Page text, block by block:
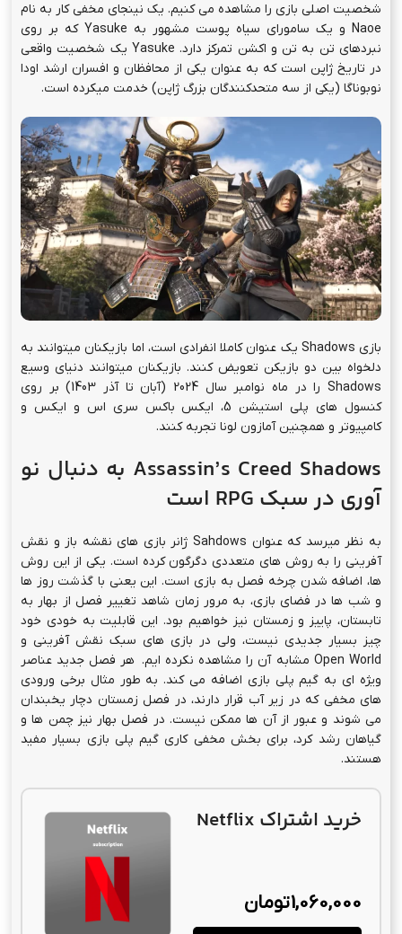
شخصیت اصلی بازی را مشاهده می کنیم. یک نینجای مخفی کار به نام
Naoe و یک سامورای سیاه پوست مشهور به Yasuke که بر روی
نبردهای تن به تن و اکشن تمرکز دارد. Yasuke یک شخصیت واقعی
در تاریخ ژاپن است که به عنوان یکی از محافظان و افسران ارشد اودا
نوبوناگا (یکی از سه متحدکنندگان بزرگ ژاپن) خدمت میکرده است.
بازی Shadows یک عنوان کاملا انفرادی است، اما بازیکنان میتوانند به
دلخواه بین دو بازیکن تعویض کنند. بازیکنان میتوانند دنیای وسیع
Shadows را در ماه نوامبر سال 2024 (آبان تا آذر 1403) بر روی
کنسول های پلی استیشن 5، ایکس باکس سری اس و ایکس و
کامپیوتر و همچنین آمازون لونا تجربه کنند.
Assassin’s Creed Shadows به دنبال نو
آوری در سبک RPG است
به نظر میرسد که عنوان Sahdows ژانر بازی های نقشه باز و نقش
آفرینی را به روش های متعددی دگرگون کرده است. یکی از این روش
ها، اضافه شدن چرخه فصل به بازی است. این یعنی با گذشت روز ها
و شب ها در فضای بازی، به مرور زمان شاهد تغییر فصل از بهار به
تابستان، پاییز و زمستان نیز خواهیم بود. این قابلیت به خودی خود
چیز بسیار جدیدی نیست، ولی در بازی های سبک نقش آفرینی و
Open World مشابه آن را مشاهده نکرده ایم. هر فصل جدید عناصر
ویژه ای به گیم پلی بازی اضافه می کند. به طور مثال برخی ورودی
های مخفی که در زیر آب قرار دارند، در فصل زمستان دچار یخبندان
می شوند و عبور از آن ها ممکن نیست. در فصل بهار نیز چمن ها و
گیاهان رشد کرد، برای بخش مخفی کاری گیم پلی بازی بسیار مفید
هستند.
خرید اشتراک Netflix
1,060,000تومان